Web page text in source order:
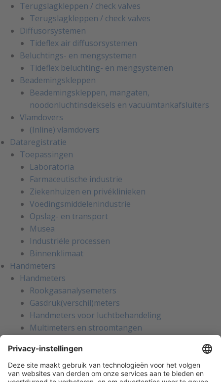
Terugslagkleppen / check valves
Terugslagkleppen / check valves
Diffusorsystemen
Tideflex air diffusorsystemen
Beluchtings- en mengsystemen
Tideflex beluchting- en mengsystemen
Beademingskleppen
Beademingskleppen, mangaten,
noodonluchtinsdeksels en vacuümtankafsluiters
Vlamdovers
(Inline) vlamdovers
Dataregistratie
Toepassingen
Laboratoria
Farmaceutische industrie
Ziekenhuizen en privéklinieken
Voedingsmiddelenindustrie
Opslag- en transport
Musea
Industriële processen
Binnenklimaat
Handmeters
Handmeters
Rookgasanalysemeters
Gasdruk(verschil)meters
Handmeters voor luchtbehandeling
Multimeters en stroomtangen
Apparatentesters voor NEN-3140
Handmeters voor koeltechniek
Inregelinstrumenten voor water